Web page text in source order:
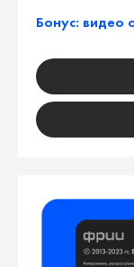
Бонус: видео